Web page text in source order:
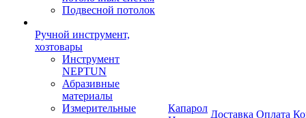
Подвесной потолок
Ручной инструмент,
хозтовары
Инструмент
NEPTUN
Абразивные
материалы
Измерительные
Капарол
Доставка Оплата